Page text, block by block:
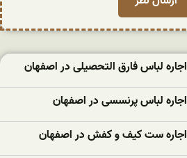
اجاره لباس فارق التحصیلی در اصفهان
اجاره لباس پرنسسی در اصفهان
اجاره ست کیف و کفش در اصفهان